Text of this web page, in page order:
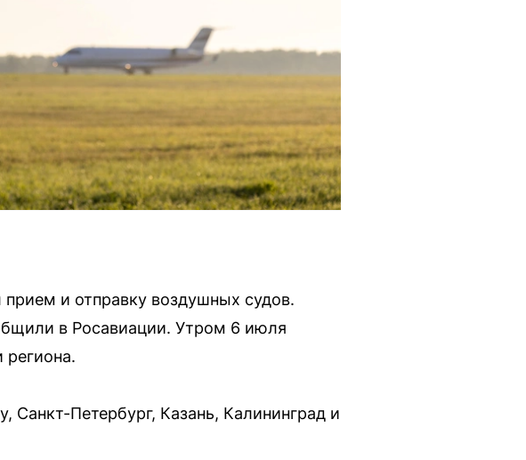
и отправку воздушных судов.
в Росавиации. Утром 6 июля
Петербург, Казань, Калининград и